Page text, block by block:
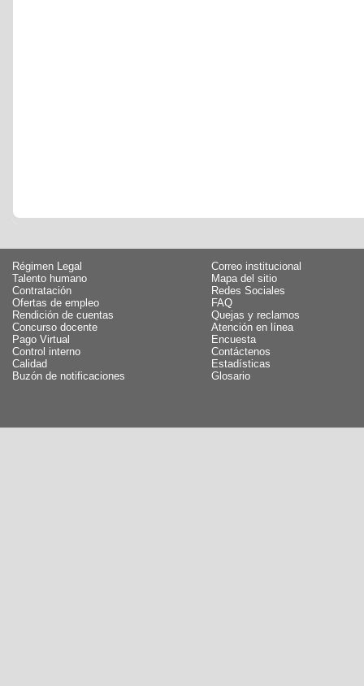
Régimen Legal
Talento humano
Contratación
Ofertas de empleo
Rendición de cuentas
Concurso docente
Pago Virtual
Control interno
Calidad
Buzón de notificaciones
Correo institucional
Mapa del sitio
Redes Sociales
FAQ
Quejas y reclamos
Atención en línea
Encuesta
Contáctenos
Estadísticas
Glosario